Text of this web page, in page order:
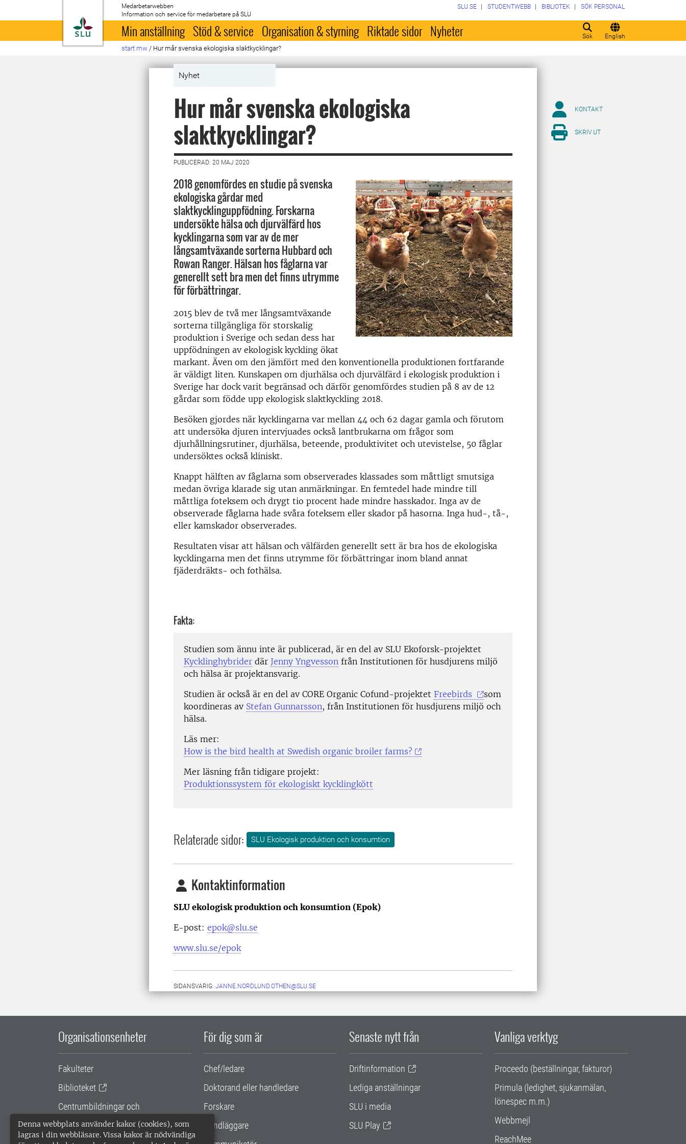
Denna webbplats använder kakor (cookies), som
lagras i din webbläsare. Vissa kakor är nödvändiga
Till startsida
Medarbetarwebben
Information och service för medarbetare på SLU
Sök English
SLU.SE STUDENTWEBB BIBLIOTEK SÖK PERSONAL
Min anställning Stöd & service Organisation & styrning Riktade sidor Nyheter
start mw / Hur mår svenska ekologiska slaktkycklingar?
Nyhet
Hur mår svenska ekologiska
slaktkycklingar?
PUBLICERAD: 20 MAJ 2020
2018 genomfördes en studie på svenska
ekologiska gårdar med
slaktkycklinguppfödning. Forskarna
undersökte hälsa och djurvälfärd hos
kycklingarna som var av de mer
långsamtväxande sorterna Hubbard och
Rowan Ranger. Hälsan hos fåglarna var
generellt sett bra men det finns utrymme
för förbättringar.
2015 blev de två mer långsamtväxande
sorterna tillgängliga för storskalig
produktion i Sverige och sedan dess har
uppfödningen av ekologisk kyckling ökat
markant. Även om den jämfört med den konventionella produktionen fortfarande
är väldigt liten. Kunskapen om djurhälsa och djurvälfärd i ekologisk produktion i
Sverige har dock varit begränsad och därför genomfördes studien på 8 av de 12
gårdar som födde upp ekologisk slaktkyckling 2018.
Besöken gjordes när kycklingarna var mellan 44 och 62 dagar gamla och förutom
att undersöka djuren intervjuades också lantbrukarna om frågor som
djurhållningsrutiner, djurhälsa, beteende, produktivitet och utevistelse, 50 fåglar
undersöktes också kliniskt.
Knappt hälften av fåglarna som observerades klassades som måttligt smutsiga
medan övriga klarade sig utan anmärkningar. En femtedel hade mindre till
måttliga foteksem och drygt tio procent hade mindre hasskador. Inga av de
observerade fåglarna hade svåra foteksem eller skador på hasorna. Inga hud-, tå-,
eller kamskador observerades.
Resultaten visar att hälsan och välfärden generellt sett är bra hos de ekologiska
kycklingarna men det finns utrymme för förbättringar inom bland annat
fjäderdräkts- och fothälsa.
Fakta:
Studien som ännu inte är publicerad, är en del av SLU Ekoforsk-projektet
Kycklinghybrider där Jenny Yngvesson från Institutionen för husdjurens miljö
och hälsa är projektansvarig.
Studien är också är en del av CORE Organic Cofund-projektet Freebirds
som
koordineras av Stefan Gunnarsson, från Institutionen för husdjurens miljö och
hälsa.
Läs mer:
How is the bird health at Swedish organic broiler farms?
Mer läsning från tidigare projekt:
Produktionssystem för ekologiskt kycklingkött
Relaterade sidor: SLU Ekologisk produktion och konsumtion
Kontaktinformation
SLU ekologisk produktion och konsumtion (Epok)
E-post: epok@slu.se
www.slu.se/epok
SIDANSVARIG: JANNE.NORDLUND.OTHEN@SLU.SE
KONTAKT
SKRIV UT
Organisationsenheter
Fakulteter
Biblioteket
Centrumbildningar och
samarbetsprojekt
Gemensamma verksamhetsstödet
För dig som är
Chef/ledare
Doktorand eller handledare
Forskare
Handläggare
Senaste nytt från
Driftinformation
Lediga anställningar
SLU i media
SLU Play
Vanliga verktyg
Proceedo (beställningar, fakturor)
Primula (ledighet, sjukanmälan,
lönespec m.m.)
Webbmejl
ReachMee